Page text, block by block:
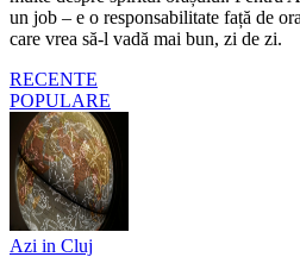
un job – e o responsabilitate față de
care vrea să-l vadă mai bun, zi de zi.
RECENTE
POPULARE
Azi in Cluj